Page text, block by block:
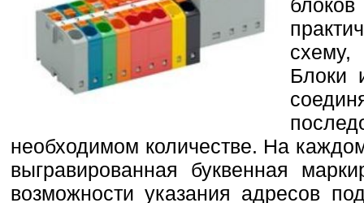
Блоки
необходимом количестве. На
выгравированная буквенная
возможности указания адресов